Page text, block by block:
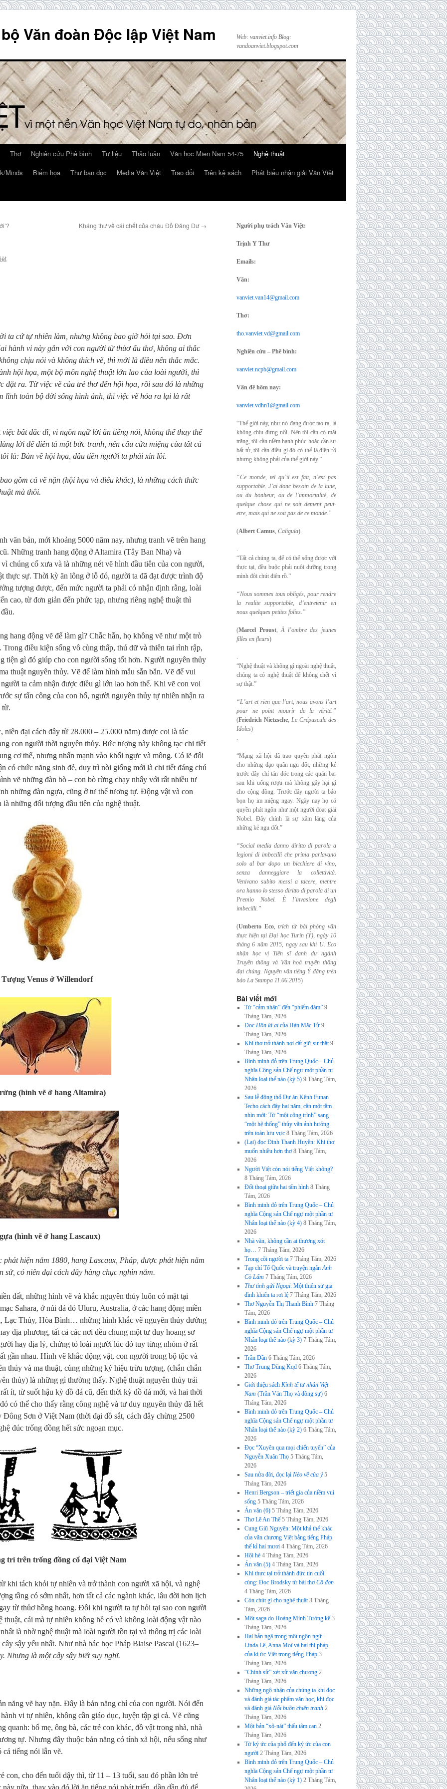
Văn đoàn Độc lập Việt Nam
Web: vanviet.info Blog:
vandoanviet.blogspot.com
Thơ Nghiên cứu Phê bình Tư liệu Thảo luận Văn học Miền Nam 54-75
Nghệ thuật
Minds
Biếm họa Thư bạn đọc Media Văn Việt Trao đổi Trên kệ sách Phát biểu nhận giải Văn Việt
Kháng thư về cái chết của cháu Đỗ Đăng Dư→
ta cứ tự nhiên làm, nhưng không bao giờ hỏi tại sao. Đơn
hành vi này gắn với con người từ thủơ ấu thơ, không ai thắc
chịu nói và không thích vẽ, thì mới là điều nên thắc mắc.
hội họa, một bộ môn nghệ thuật lớn lao của loài người, thì
đặt ra. Từ việc vẽ của trẻ thơ đến hội họa, rồi sau đó là những
lĩnh toàn bộ đời sống hình ảnh, thì việc vẽ hóa ra lại là rất
bất đắc dĩ, vì ngôn ngữ lời ăn tiếng nói, không thể thay thể
lời để diễn tả một bức tranh, nên câu cửa miệng của tất cả
là: Bàn về hội họa, đầu tiên người ta phải xin lỗi.
gồm cả vẽ nặn (hội họa và điêu khắc), là những cách thức
mà thôi.
văn bản, mới khoảng 5000 năm nay, nhưng tranh vẽ trên hang
Những tranh hang động ở Altamira (Tây Ban Nha) và
chúng cổ xưa và là những nét vẽ hình đầu tiên của con người,
thực sự. Thời kỳ ăn lông ở lỗ đó, người ta đã đạt được trình độ
tượng được, đến mức người ta phải có nhận định rằng, loài
cao, từ đơn giản đến phức tạp, nhưng riêng nghệ thuật thì
hang động vẽ để làm gì? Chắc hẳn, họ không vẽ như một trò
điều kiện sống vô cùng thấp, thú dữ và thiên tai rình rập,
tiện gì đó giúp cho con người sống tốt hơn. Người nguyên thủy
thuật nguyên thủy. Vẽ để làm hình mẫu sắn bắn. Vẽ để vui
ta cảm nhận được điều gì lớn lao hơn thế. Khi vẽ con voi
sự tấn công của con hổ, người nguyên thủy tự nhiên nhận ra
từ.
đại cách đây từ 28.000 – 25.000 năm) được coi là tác
con người thời nguyên thủy. Bức tượng này không tạc chi tiết
cơ thể, nhưng nhấn mạnh vào khối ngực và mông. Có lẽ đối
có chức năng sinh đẻ, duy trì nòi giống mới là chi tiết đáng chú
vẽ những đàn bò – con bò rừng chạy nhẩy với rất nhiều tư
những đàn ngựa, cũng ở tư thế tương tự. Động vật và con
những đối tượng đầu tiên của nghệ thuật.
Tượng Venus ở Willendorf
(hình vẽ ở hang Altamira)
(hình vẽ ở hang Lascaux)
hiện năm 1880, hang Lascaux, Pháp, được phát hiện năm
sử, có niên đại cách đây hàng chục nghìn năm.
đất, những hình vẽ và khắc nguyên thủy luôn có mặt tại
Sahara, ở núi đá đỏ Uluru, Australia, ở các hang động miền
Lạc Thủy, Hòa Bình… những hình khắc vẽ nguyên thủy dường
địa phương, tất cả các nơi đều chung một tư duy hoang sơ
hay địa lý, chứng tỏ loài người lúc đó tuy từng nhóm ở rất
gần nhau. Hình vẽ khắc động vật, con người trong bộ tộc và
thủy và ma thuật, cùng những ký hiệu trừu tượng, (chắn chắn
thủy) là những gì thường thấy. Nghệ thuật nguyên thủy trải
ít, từ suốt hậu kỳ đồ đá cũ, đến thời kỳ đồ đá mới, và hai thời
có thể cho thấy rằng công nghệ và tư duy nguyên thủy đã hết
Sơn ở Việt Nam (thời đại đồ sắt, cách đây chừng 2500
đúc trống đồng hết sức ngoạn mục.
trí trên trống đồng cổ đại Việt Nam
khi tách khỏi tự nhiên và trở thành con người xã hội, và nghệ
tầng có sớm nhất, hơn tất cả các ngành khác, lâu đời hơn lịch
từ thủơ hồng hoang. Đôi khi người ta tự hỏi tại sao con người
thuật, cái mà tự nhiên không hề có và không loài động vật nào
là nhờ nghệ thuật mà loài người tồn tại và thống trị các loài
sậy yếu nhất. Như nhà bác học Pháp Blaise Pascal (1623–
Nhưng là một cây sậy biết suy nghĩ.
năng vẽ hay nặn. Đây là bản năng chỉ của con người. Nói đến
vi tự nhiên, không cần giáo dục, luyện tập gi cả. Vẽ cũng
quanh: bố mẹ, ông bà, các trẻ con khác, đồ vật trong nhà, nhà
tự. Nhưng đây thuộc bản năng có tính xã hội, nếu sống như
tiếng nói lẫn vẽ.
con, cho đến tuổi dậy thì, từ 11 – 13 tuổi, sau đó phần lớn trẻ
nữa, thay vào đó lời ăn tiếng nói phát triển, dần dần đủ để
Người phụ trách Văn Việt:
Trịnh Y Thư
Emails:
Văn:
vanviet.van14@gmail.com
Thơ:
tho.vanviet.vd@gmail.com
Nghiên cứu – Phê bình:
vanviet.ncpb@gmail.com
Vấn đề hôm nay:
vanviet.vdhn1@gmail.com
“Thế giới này, như nó đang được tạo ra, là
không chịu đựng nổi. Nên tôi cần có mặt
trăng, tôi cần niềm hạnh phúc hoặc cần sự
bất tử, tôi cần điều gì đó có thể là điên rồ
nhưng không phải của thế giới này.”
“Ce monde, tel qu’il est fait, n’est pas
supportable. J’ai donc besoin de la lune,
ou du bonheur, ou de l’immortalité, de
quelque chose qui ne soit dement peut-
etre, mais qui ne soit pas de ce monde.”
(Albert Camus, Caligula).
.
“Tất cả chúng ta, để có thể sống được với
thực tại, đều buộc phải nuôi dưỡng trong
mình đôi chút điên rồ.”
“Nous sommes tous obligés, pour rendre
la realite supportable, d’entretenir en
nous quelques petites folies.”
(Marcel Proust,À l’ombre des jeunes
filles en fleurs)
.
“Nghệ thuật và không gì ngoài nghệ thuật,
chúng ta có nghệ thuật để không chết vì
sự thật.”
“L’art et rien que l’art, nous avons l’art
pour ne point mourir de la vérité.”
(Friedrich Nietzsche, Le Crépuscule des
Idoles)
.
“Mạng xã hội đã trao quyền phát ngôn
cho những đạo quân ngu dốt, những kẻ
trước đây chỉ tán dóc trong các quán bar
sau khi uống rượu mà không gây hại gì
cho cộng đồng. Trước đây người ta bảo
bọn họ im miệng ngay. Ngày nay họ có
quyền phát ngôn như một người đoạt giải
Nobel. Đây chính là sự xâm lăng của
những kẻ ngu dốt.”
“Social media danno diritto di parola a
legioni di imbecilli che prima parlavano
solo albar dopo un bicchiere di vino,
senza danneggiare la collettività.
Venivano subito messi a tacere, mentre
ora hanno lo stesso diritto di parola di un
Premio Nobel. È l’invasione degli
imbecilli.”
(Umberto Eco,trích từ bài phỏng vấn
thực hiện tại Đại học Turin (Ý), ngày 10
tháng 6 năm 2015, ngay sau khi U. Eco
nhận học vị Tiến sĩ danh dự ngành
Truyền thông và Văn hoá truyền thông
đại chúng. Nguyên văn tiếng Ý đăng trên
báo La Stampa 11.06.2015)
Bài viết mới
Từ “cảm nhận” đến “phiếm đàm” 9
Tháng Tám, 2026
Đọc Hồn là aicủa Hàn Mặc Tử 9
Tháng Tám, 2026
Khi thơ trở thành nơi cất giữ sự thật 9
Tháng Tám, 2026
Bình minh đỏ trên Trung Quốc – Chủ
nghĩa Cộng sản Chế ngự một phần tư
Nhân loại thế nào (kỳ 5) 9 Tháng Tám,
2026
Sau lễ động thổ Dự án Kênh Funan
Techo cách đây hai năm, cần một tầm
nhìn mới: Từ “một công trình” sang
“một hệ thống” thủy văn ảnh hưởng
trên toàn lưu vực 8 Tháng Tám, 2026
(Lại) đọc Đinh Thanh Huyền: Khi thơ
muốn nhiều hơn thơ 8 Tháng Tám,
2026
Người Việt còn nói tiếng Việt không?
8 Tháng Tám, 2026
Đối thoại giữa hai tấm hình 8 Tháng
Tám, 2026
Bình minh đỏ trên Trung Quốc – Chủ
nghĩa Cộng sản Chế ngự một phần tư
Nhân loại thế nào (kỳ 4) 8 Tháng Tám,
2026
Nhà văn, không cần ai thương xót
họ… 7 Tháng Tám, 2026
Trong cõi người ta 7 Tháng Tám, 2026
Tạp chí Tổ Quốc và truyện ngắnAnh
Cò Lấm 7 Tháng Tám, 2026
Thư tình gửi Ngoại: Một thiên sử gia
đình khiến ta rơi lệ 7 Tháng Tám, 2026
Thơ Nguyễn Thị Thanh Bình 7 Tháng
Tám, 2026
Bình minh đỏ trên Trung Quốc – Chủ
nghĩa Cộng sản Chế ngự một phần tư
Nhân loại thế nào (kỳ 3) 7 Tháng Tám,
2026
Trần Dần 6 Tháng Tám, 2026
Thơ Trung Dũng Kqđ 6 Tháng Tám,
2026
Giới thiệu sách Kinh tế tư nhân Việt
Nam (Trần Văn Thọ và đồng sự) 6
Tháng Tám, 2026
Bình minh đỏ trên Trung Quốc – Chủ
nghĩa Cộng sản Chế ngự một phần tư
Nhân loại thế nào (kỳ 2) 6 Tháng Tám,
2026
Đọc “Xuyên qua mọi chiến tuyến” của
Nguyễn Xuân Thọ 5 Tháng Tám,
2026
Sau nửa đời, đọc lại Nẻo về của ý 5
Tháng Tám, 2026
Henri Bergson – triết gia của niềm vui
sống 5 Tháng Tám, 2026
Án văn (6) 5 Tháng Tám, 2026
Thơ Lê An Thế 5 Tháng Tám, 2026
Cung Giũ Nguyên: Một khả thể khác
của văn chương Việt bằng tiếng Pháp
thế kỉ hai mươi 4 Tháng Tám, 2026
Hội hè 4 Tháng Tám, 2026
Án văn (5) 4 Tháng Tám, 2026
Khi thực tại trở thành đức tin cuối
cùng: Đọc Brodsky từ bài thơCô đơn
4 Tháng Tám, 2026
Còn chút gì cho nghệ thuật 3 Tháng
Tám, 2026
Một saga do Hoàng Minh Tường kể 3
Tháng Tám, 2026
Hai bản ngã trong một ngôn ngữ –
Linda Lê, Anna Moï và hai thi pháp
của kí ức Việt trong tiếng Pháp 3
Tháng Tám, 2026
“Chính sử” xét xử văn chương 2
Tháng Tám, 2026
Những ngộ nhận của chúng ta khi đọc
và đánh giá tác phẩm văn học, khi đọc
và đánh giá Nỗi buồn chiến tranh 2
Tháng Tám, 2026
Một bản “xô-nát” thấu tâm can 2
Tháng Tám, 2026
Từ ký ức của phố đến ký ức của con
người 2 Tháng Tám, 2026
Bình minh đỏ trên Trung Quốc – Chủ
nghĩa Cộng sản Chế ngự một phần tư
Nhân loại thế nào (kỳ 1) 2 Tháng Tám,